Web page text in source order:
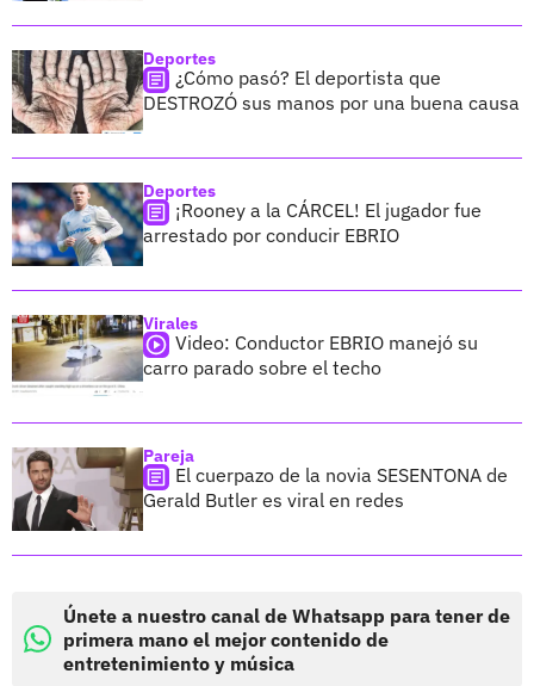
Deportes
¿Cómo pasó? El deportista que
DESTROZÓ sus manos por una buena causa
Deportes
¡Rooney a la CÁRCEL! El jugador fue
arrestado por conducir EBRIO
Virales
Video: Conductor EBRIO manejó su
carro parado sobre el techo
Pareja
El cuerpazo de la novia SESENTONA de
Gerald Butler es viral en redes
Únete a nuestro canal de Whatsapp para tener de
primera mano el mejor contenido de
entretenimiento y música